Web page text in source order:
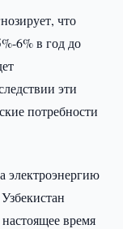
что
6% в год до
эти
потребности
электроэнергию
время